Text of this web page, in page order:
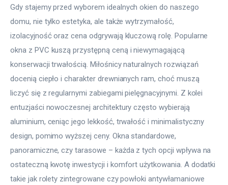
Gdy stajemy przed wyborem idealnych okien do naszego
domu, nie tylko estetyka, ale także wytrzymałość,
izolacyjność oraz cena odgrywają kluczową rolę. Popularne
okna z PVC kuszą przystępną ceną i niewymagającą
konserwacji trwałością. Miłośnicy naturalnych rozwiązań
docenią ciepło i charakter drewnianych ram, choć muszą
liczyć się z regularnymi zabiegami pielęgnacyjnymi. Z kolei
entuzjaści nowoczesnej architektury często wybierają
aluminium, ceniąc jego lekkość, trwałość i minimalistyczny
design, pomimo wyższej ceny. Okna standardowe,
panoramiczne, czy tarasowe – każda z tych opcji wpływa na
ostateczną kwotę inwestycji i komfort użytkowania. A dodatki
takie jak rolety zintegrowane czy powłoki antywłamaniowe